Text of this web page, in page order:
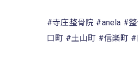
#寺庄整骨院 #anela #
口町 #土山町 #信楽町